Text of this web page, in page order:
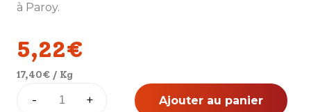
à Paroy.
5,22€
17,40€ / Kg
- + Ajouter au panier